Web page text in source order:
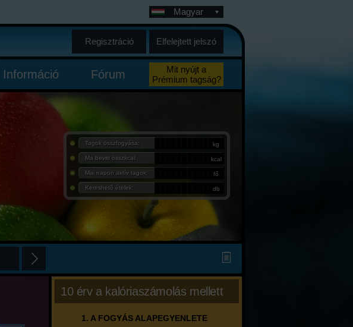
Magyar
Regisztráció Elfelejtett jelszó
Információ Fórum
Mit nyújt a
Prémium tagság?
Tagok összfogyása: kg
Ma bevitt összkcal: kcal
Mai napon aktív tagok: fő
Kereshető ételek: db
10 érv a kalóriaszámolás mellett
1. A FOGYÁS ALAPEGYENLETE